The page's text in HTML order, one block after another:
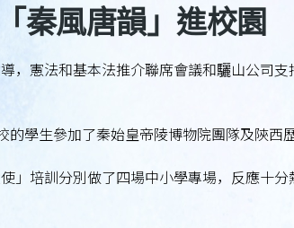
「秦風唐韻」進校園
，憲法和基本法推介聯席會議和驪山公司
學生參加了秦始皇帝陵博物院團隊及陝西
」培訓分別做了四場中小學專場，反應十